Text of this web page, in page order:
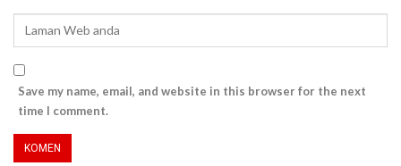
Save my name, email, and website in this browser for the next
time I comment.